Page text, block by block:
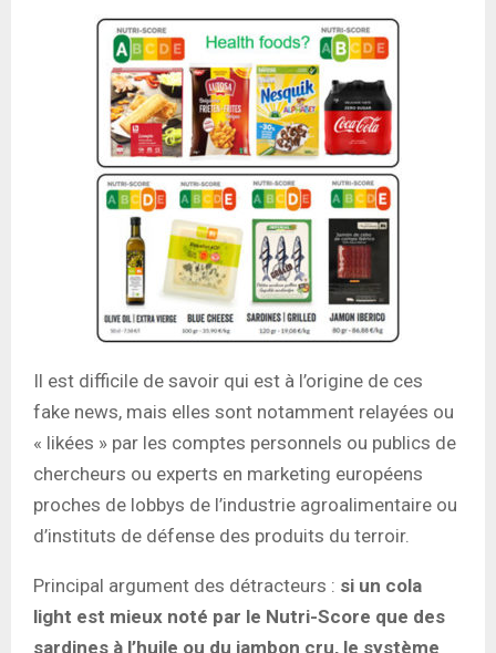
Il est difficile de savoir qui est à l’origine de ces
fake news, mais elles sont notamment relayées ou
« likées » par les comptes personnels ou publics de
chercheurs ou experts en marketing européens
proches de lobbys de l’industrie agroalimentaire ou
d’instituts de défense des produits du terroir.
Principal argument des détracteurs : si un cola
light est mieux noté par le Nutri-Score que des
sardines à l’huile ou du jambon cru, le système